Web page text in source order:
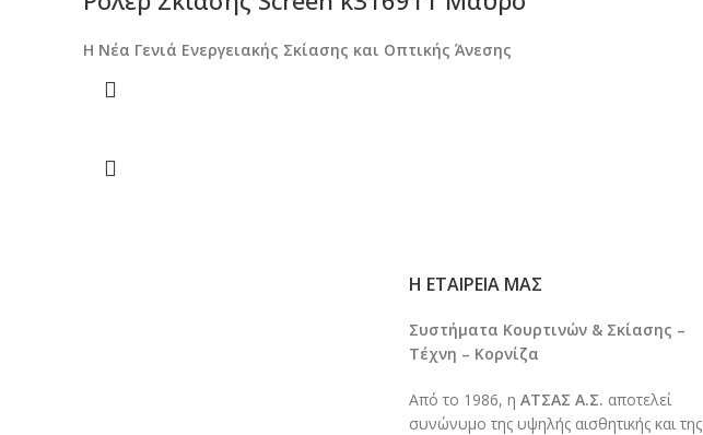
Η Νέα Γενιά Ενεργειακής Σκίασης και Οπτικής Άνεσης
Η ΕΤΑΙΡΕΊΑ ΜΑΣ
Συστήματα Κουρτινών & Σκίασης –
Τέχνη – Κορνίζα
Από το 1986, η ΑΤΣΑΣ Α.Σ. αποτελεί
συνώνυμο της υψηλής αισθητικής και της